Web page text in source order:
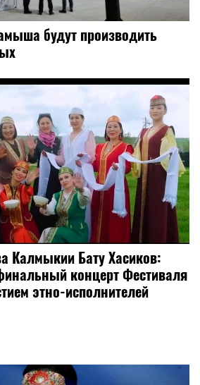
будут производить
Бату Хасиков:
концерт Фестиваля
этно-исполнителей